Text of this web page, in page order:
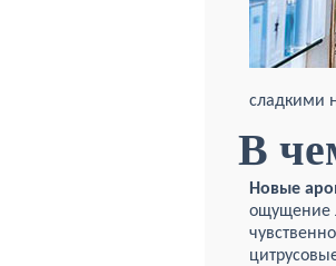
сладкими
В
Новые
ощущение